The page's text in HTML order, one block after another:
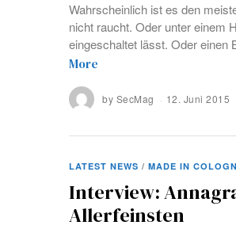
Wahrscheinlich ist es den
nicht raucht. Oder unter einem
eingeschaltet lässt. Oder einen
More
by SecMag 12. Juni 2015
LATEST NEWS / MADE IN
Interview:
Allerfeinsten